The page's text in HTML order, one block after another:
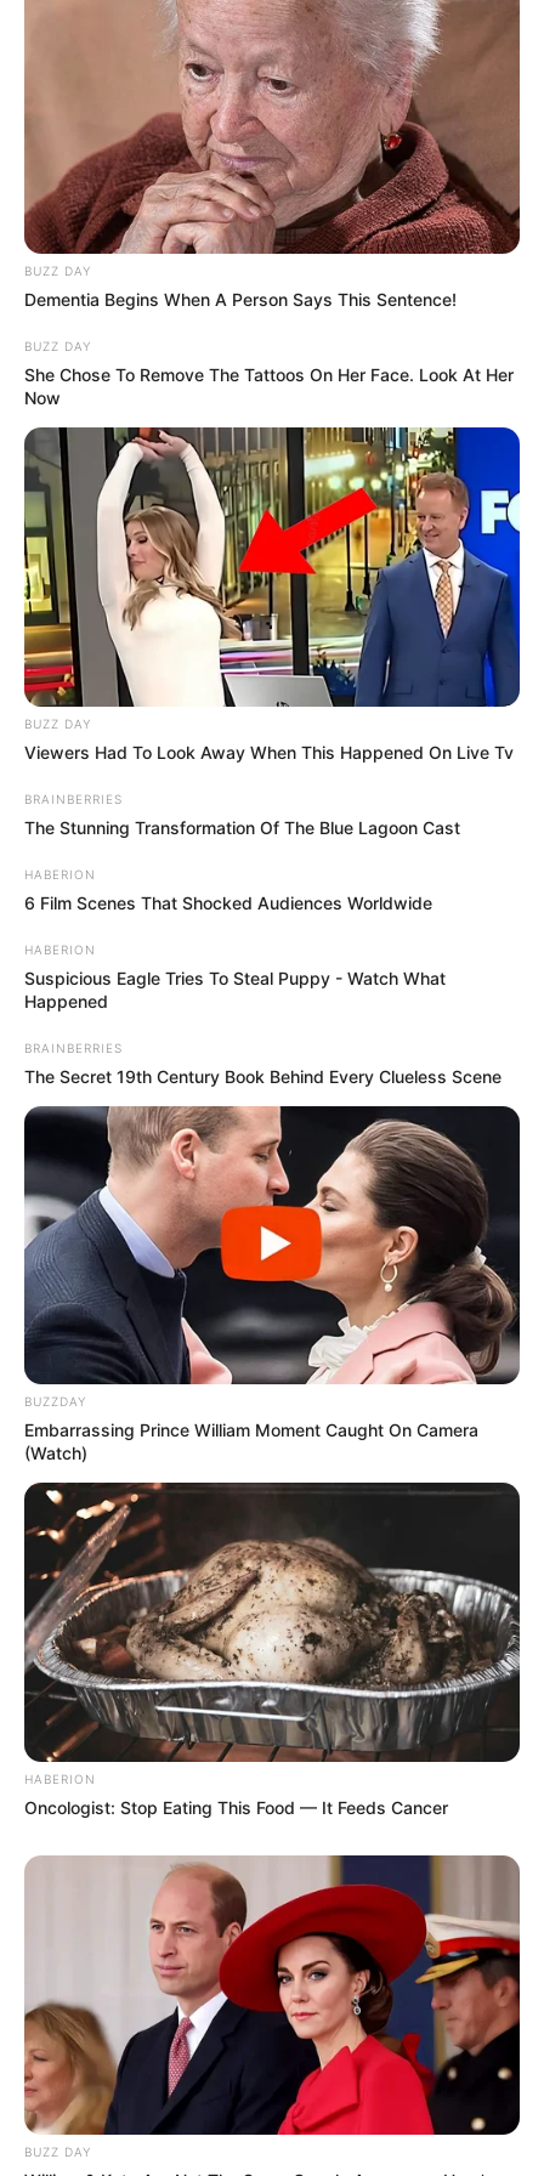
hogy bizonyos feltételek mellett akár később is
kérheti a nyugdíja újraszámítását, ami hosszú
távon jelentős plusz bevételt jelenthet. 📊💰
BUZZ DAY
Dementia Begins When A Person Says This Sentence!
BUZZ DAY
She Chose To Remove The Tattoos On Her Face. Look At Her
Now
BUZZ DAY
Viewers Had To Look Away When This Happened On Live Tv
BRAINBERRIES
The Stunning Transformation Of The Blue Lagoon Cast
HABERION
6 Film Scenes That Shocked Audiences Worldwide
HABERION
Suspicious Eagle Tries To Steal Puppy - Watch What
Happened
BRAINBERRIES
The Secret 19th Century Book Behind Every Clueless Scene
BUZZDAY
Embarrassing Prince William Moment Caught On Camera
(Watch)
HABERION
Oncologist: Stop Eating This Food — It Feeds Cancer
BUZZ DAY